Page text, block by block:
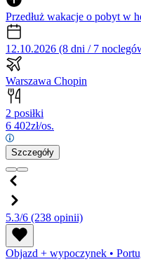
Przedłuż wakacje o pobyt w
12.10.2026 (8 dni / 7
Warszawa Chopin
2 posiłki
6 402zł/os.
Szczegóły
5.3/6 (238 opinii)
Objazd + wypoczynek •